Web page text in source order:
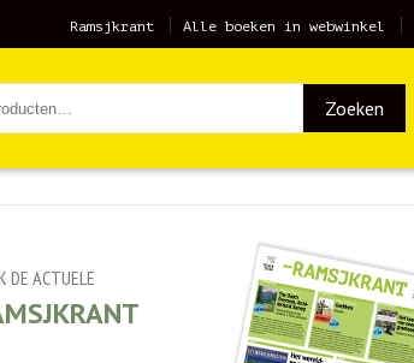
Ramsjkrant Alle boeken in webwinkel
Zoeken
DE ACTUELE